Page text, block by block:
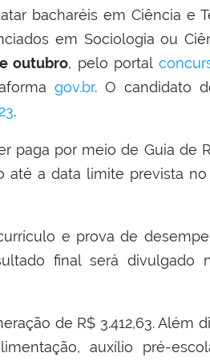
bacharéis em Ciência e
em Sociologia ou
outubro, pelo portal
gov.br. O candidato
.
paga por meio de Guia de
até a data limite prevista no
e prova de
final será divulgado
de R$ 3.412,63. Além
auxílio pré-